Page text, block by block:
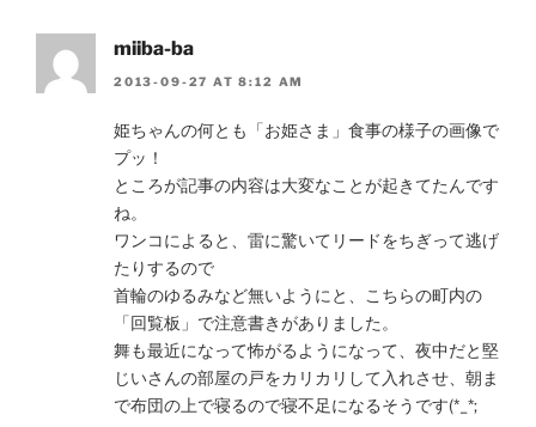
miiba-ba
2013-09-27 AT 8:12 AM
姫ちゃんの何とも「お姫さま」食事の様子の画像で
プッ！
ところが記事の内容は大変なことが起きてたんです
ね。
ワンコによると、雷に驚いてリードをちぎって逃げ
たりするので
首輪のゆるみなど無いようにと、こちらの町内の
「回覧板」で注意書きがありました。
舞も最近になって怖がるようになって、夜中だと堅
じいさんの部屋の戸をカリカリして入れさせ、朝ま
で布団の上で寝るので寝不足になるそうです(*_*;